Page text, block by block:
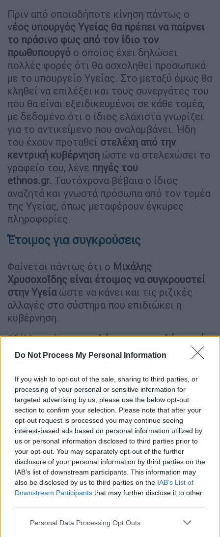
Do Not Process My Personal Information
If you wish to opt-out of the sale, sharing to third parties, or
processing of your personal or sensitive information for
targeted advertising by us, please use the below opt-out
section to confirm your selection. Please note that after your
opt-out request is processed you may continue seeing
interest-based ads based on personal information utilized by
us or personal information disclosed to third parties prior to
your opt-out. You may separately opt-out of the further
disclosure of your personal information by third parties on the
IAB’s list of downstream participants. This information may
also be disclosed by us to third parties on the IAB’s List of
Downstream Participants that may further disclose it to other
Please note that this website/app uses one or more Google
Personal Data Processing Opt Outs
Πριν από οποιαδήποτε κίνηση πάντως ο
νέος υπουργός Υγείας θα πρέπει να παίρνει
το πράσινο φως από τον ίδιο τον
πρωθυπουργό ο οποίος έχει δηλώσει
πολλές φορές ότι θα ασχοληθεί προσωπικά
με το υπουργείο Υγείας. Στο μεταξύ όμως θα
κληθεί να επιλέξει και τους συνεργάτες του
που θα είναι εξειδικευμένοι σε κάθε τομέα,
με δεδομένο ότι ο ίδιος ελάχιστα γνωρίζει
για το αντικείμενο που αναλαμβάνει. Ήδη
του έχουν προταθεί στελέχη από την
κεντρική κυβέρνηση ώστε να στελεχώσει το
γραφείο του, λένε πηγές του
ethnos.gr. Ταυτόχρονα βέβαια ο ίδιος
αναζητά και γνωστά πρόσωπα από τον τομέα
της Υγείας, όπως μεταφέρουν έγκυρες
πληροφορίες.
Έτοιμος για συγκρούσεις
Φαίνεται πάντως ότι ο Μιχάλης
Χρυσοχοΐδης είναι έτοιμος να συγκρουστεί
στην Υγείαώστε να κάνει και τις ριζικές
αλλαγές στο σύστημα που επιδιώκει η
κυβέρνηση.
Εξάλλου είναι καιο λόγος που επελέγη από
τον Κυριάκο Μητσοτάκη,ενώ όπως
διάρκεια συνάντησης που πραγματοποιήθηκε
την περασμένη εβδομάδα στα γραφεία της
ΝΔ, έλαβε τηδιαβεβαίωση ότι θα έχει την
απόλυτη στήριξη του Μεγάρου Μαξίμου
ώστε να προχωρήσει σε όλες τις αλλαγές.
Όπως και να ‘χει πάντως ονέος υπουργός
Υγείας ενεργοποιείταιπροκειμένου να
υλοποιηθούν οι μεταρρυθμίσεις που
σχεδιάζονται χρόνια τώρα, αλλά κανένα
κόμμα δεν έχει προχωρήσει εξαιτίας του